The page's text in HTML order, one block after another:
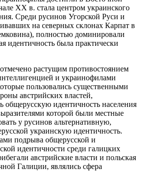
ХХ в. стала центром украинского
Среди русинов Угорской Руси и
на северных склонах Карпат в
полностью доминировали
идентичность была практически
растущим противостоянием
и украинофилами
пользовались существенными
австрийских властей,
общерусскую идентичность населения
которой были местные
у русинов альтернативную,
украинскую идентичность.
подрыва общерусской и
идентичности среди галицких
австрийские власти и польская
Галиции, являлись сфера